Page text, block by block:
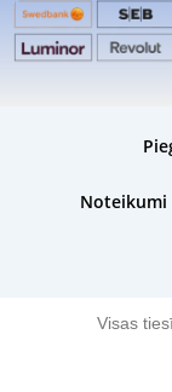
Noteikumi
Visas